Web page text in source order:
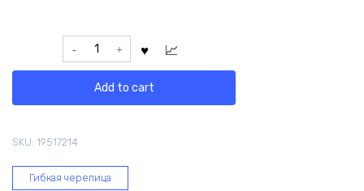
Многослойная
черепица
SHINGLAS
TN561451
Add to cart
SKU: 19517214
Гибкая черепица